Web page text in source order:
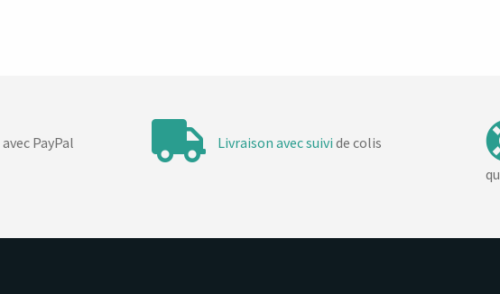
avec PayPal Livraison avec suivi de colis